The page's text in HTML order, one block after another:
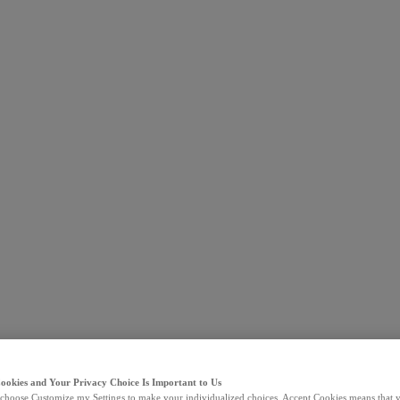
and Your Privacy Choice Is Important to Us
Customize my Settings to make your individualized choices. Accept Cookies means that